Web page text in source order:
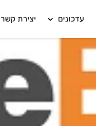
עדכונים יצירת קשר